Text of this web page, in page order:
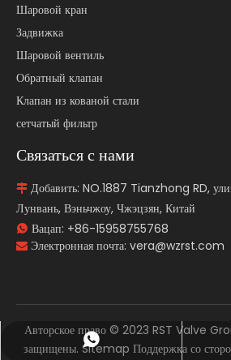
+86-15958755768
vera@wzrst.com
Шаровой кран
Задвижка
Шаровой вентиль
Обратный клапан
Клапан из кованой стали
сетчатый фильтр
Связаться с нами
 Добавить: NO.1887 Tianzhong RD,
Лунвань, Вэньчжоу, Чжэцзян, Китай
 Вацап: +86-15958755768
 Электронная почта: vera@wzrst.com
Авторское право © 2023 RST Valve
защищены. Sitemap Поддержка со